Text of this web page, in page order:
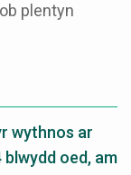
plentyn
wythnos ar
oed, am